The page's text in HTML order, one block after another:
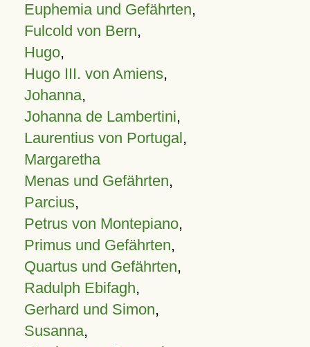
Euphemia und Gefährten,
Fulcold von Bern,
Hugo,
Hugo III. von Amiens,
Johanna,
Johanna de Lambertini,
Laurentius von Portugal,
Margaretha
Menas und Gefährten,
Parcius,
Petrus von Montepiano,
Primus und Gefährten,
Quartus und Gefährten,
Radulph Ebifagh,
Gerhard und Simon,
Susanna,